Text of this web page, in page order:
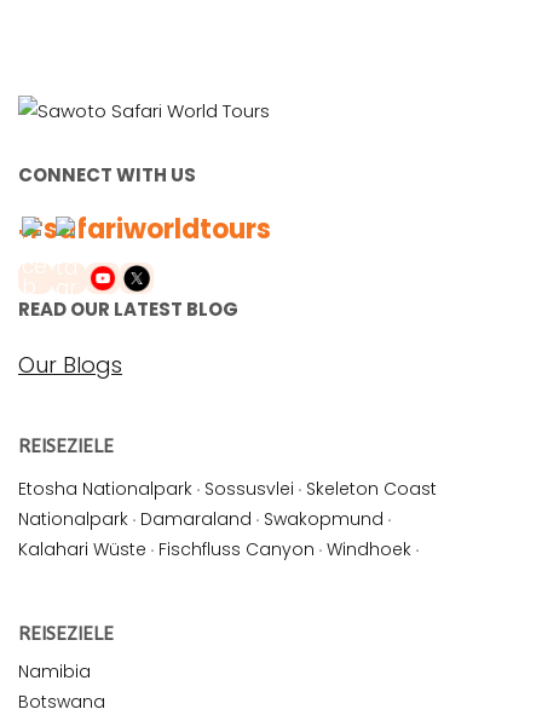
CONNECT WITH US
#safariworldtours
READ OUR LATEST BLOG
Our Blogs
REISEZIELE
Etosha Nationalpark · Sossusvlei · Skeleton Coast
Nationalpark · Damaraland · Swakopmund ·
Kalahari Wüste · Fischfluss Canyon · Windhoek ·
REISEZIELE
Namibia
Botswana